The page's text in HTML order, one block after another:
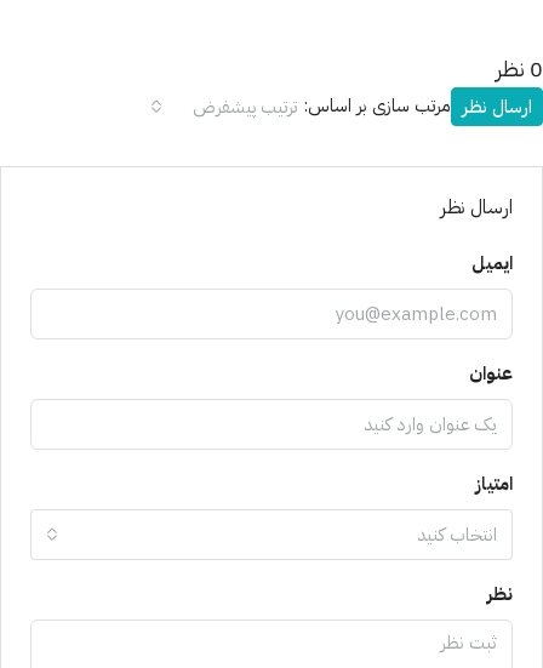
0 نظر
مرتب سازی بر اساس: ترتیب پیشفرض ارسال نظر
ارسال نظر
ایمیل
عنوان
امتیاز
انتخاب کنید
نظر